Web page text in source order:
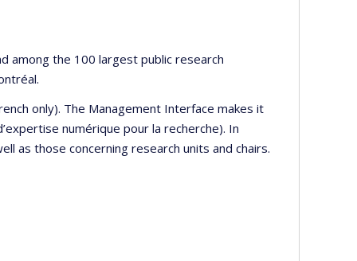
among the 100 largest public research
only). The Management Interface makes it
numérique pour la recherche). In
as those concerning research units and chairs.